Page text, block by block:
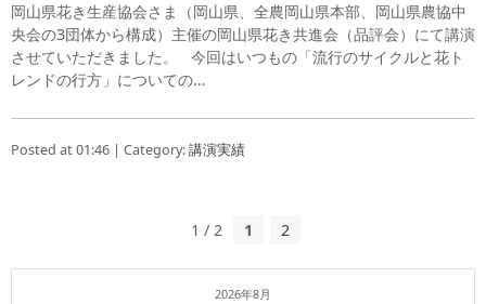
岡山県花き生産協会さま（岡山県、全農岡山県本部、岡山県農協中
央会の3団体から構成）主催の岡山県花き共進会（品評会）にて講演
させていただきました。 今回はいつもの「流行のサイクルと花ト
レンドの行方」についての…
Posted at 01:46 | Category:講演実績
1 / 2 1 2
2026年8月